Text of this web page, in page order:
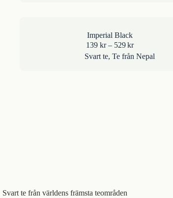
Imperial Black
139 kr – 529 krPrisintervall:
139kr
Svart te,Te från Nepal
Svart te från världens främsta teområden